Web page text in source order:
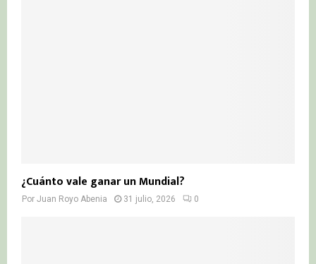
¿Cuánto vale ganar un Mundial?
Por Juan Royo Abenia 31 julio, 2026 0